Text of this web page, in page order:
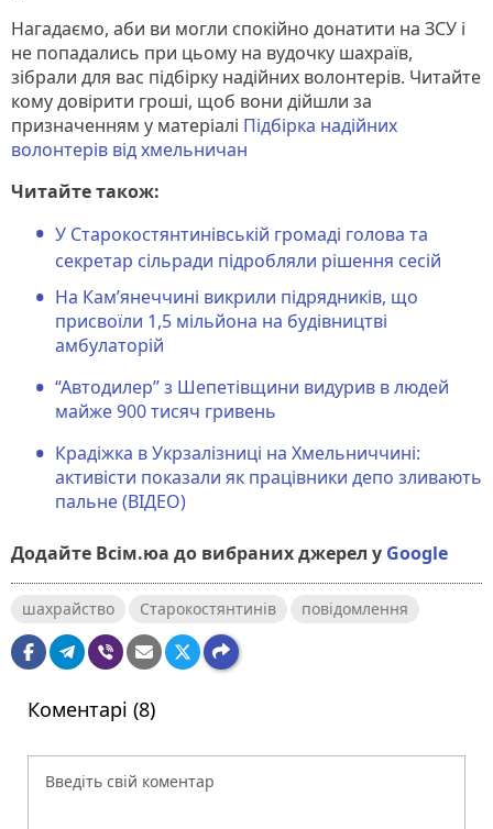
Нагадаємо, аби ви могли спокійно донатити на ЗСУ і
не попадались при цьому на вудочку шахраїв,
зібрали для вас підбірку надійних волонтерів. Читайте
кому довірити гроші, щоб вони дійшли за
призначенням у матеріалі Підбірка надійних
волонтерів від хмельничан
Читайте також:
У Старокостянтинівській громаді голова та
секретар сільради підробляли рішення сесій
На Кам’янеччині викрили підрядників, що
присвоїли 1,5 мільйона на будівництві
амбулаторій
“Автодилер” з Шепетівщини видурив в людей
майже 900 тисяч гривень
Крадіжка в Укрзалізниці на Хмельниччині:
активісти показали як працівники депо зливають
пальне (ВІДЕО)
Додайте Всім.юа до вибраних джерел у Google
шахрайство Старокостянтинів повідомлення
Коментарі (8)